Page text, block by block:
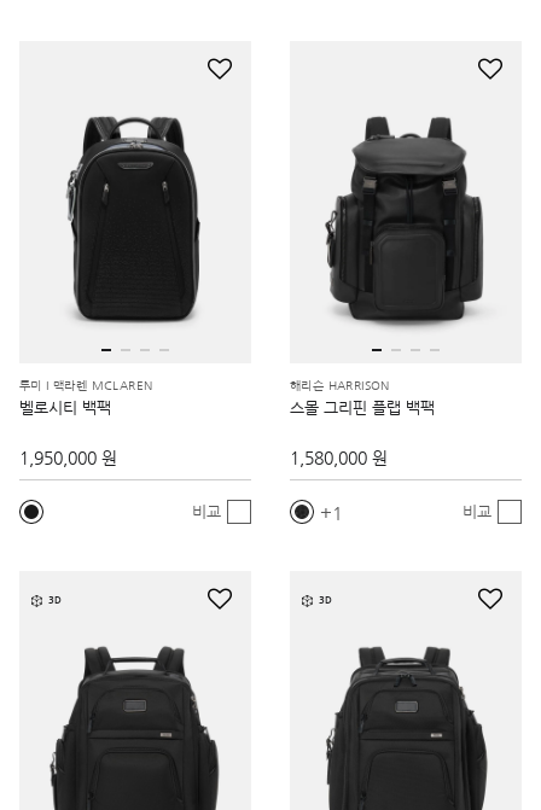
투미 I 맥라렌 MCLAREN
벨로시티 백팩
1,950,000 원
비교
해리슨 HARRISON
스몰 그리핀 플랩 백팩
1,580,000 원
1 비교
3D 3D